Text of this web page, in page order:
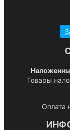
Товары
Оплата